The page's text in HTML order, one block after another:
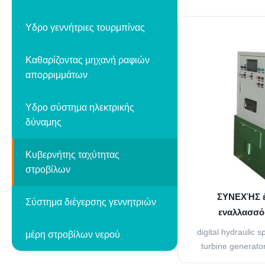
Υδρο γεννήτριες τουρμπίνας
Καθαρίζοντας μηχανή ραφιών
απορριμμάτων
Υδρο σύστημα ηλεκτρικής
δύναμης
Κυβερνήτης ταχύτητας
στροβίλων
Σύστημα διέγερσης γεννητριών
μέρη στροβίλων νερού
integrate
Distributed
ΣΥΝΕΧΉΣ
κυβερνητών
LG
digital hydraulic
turbine
products, Smart